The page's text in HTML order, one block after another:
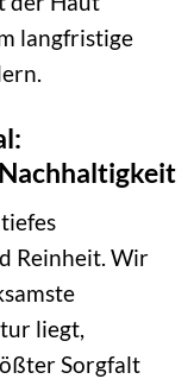
langfristige
Reinheit. Wir
liegt,
Sorgfalt